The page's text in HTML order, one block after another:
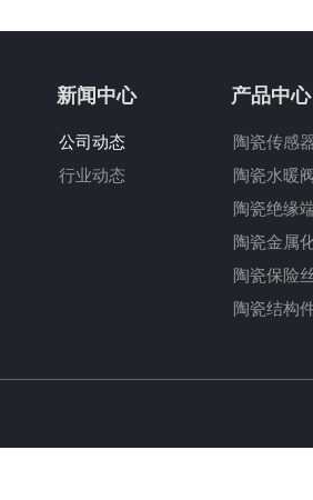
新闻中心
公司动态
行业动态
产品中心
陶瓷传感
陶瓷水暖
陶瓷绝缘
陶瓷金属
陶瓷保险
陶瓷结构